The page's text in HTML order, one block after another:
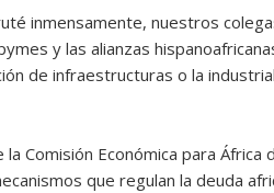
inmensamente, nuestros
y las alianzas
de infraestructuras o la
Comisión Económica para
que regulan la deuda